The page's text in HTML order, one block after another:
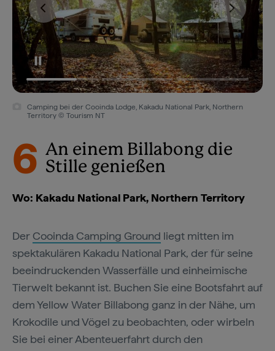
Camping bei der Cooinda Lodge, Kakadu National Park, Northern
Territory © Tourism NT
6 An einem Billabong die
Stille genießen
Wo: Kakadu National Park, Northern Territory
Der Cooinda Camping Ground liegt mitten im
spektakulären Kakadu National Park, der für seine
beeindruckenden Wasserfälle und einheimische
Tierwelt bekannt ist. Buchen Sie eine Bootsfahrt auf
dem Yellow Water Billabong ganz in der Nähe, um
Krokodile und Vögel zu beobachten, oder wirbeln
Sie bei einer Abenteuerfahrt durch den